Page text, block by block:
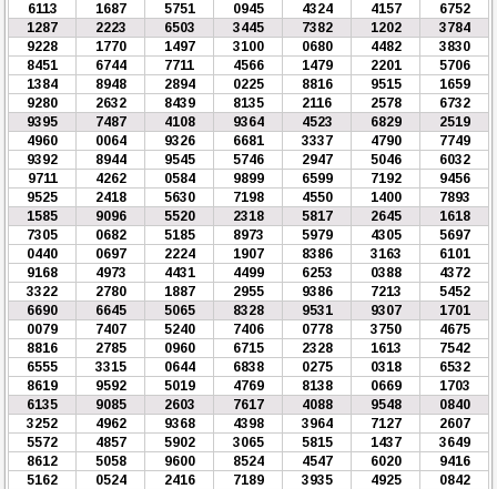
6113 1687 5751 0945 4324 4157
6752
1287
2223 6503 3445 7382 1202
3784
9228
1770 1497 3100 0680 4482
3830
8451
6744 7711 4566 1479 2201
5706
1384
8948 2894 0225 8816 9515
1659
9280
2632 8439 8135 2116 2578
6732
9395
7487 4108 9364 4523 6829
2519
4960
0064 9326 6681 3337 4790
7749
9392
8944 9545 5746 2947 5046
6032
9711
4262 0584 9899 6599 7192
9456
9525
2418 5630 7198 4550 1400
7893
1585
9096 5520 2318 5817 2645
1618
7305
0682 5185 8973 5979 4305
5697
0440
0697 2224 1907 8386 3163
6101
9168
4973 4431 4499 6253 0388
4372
3322
2780 1887 2955 9386 7213
5452
6690
6645 5065 8328 9531 9307
1701
0079
7407 5240 7406 0778 3750
4675
8816
2785 0960 6715 2328 1613
7542
6555
3315 0644 6838 0275 0318
6532
8619
9592 5019 4769 8138 0669
1703
6135
9085 2603 7617 4088 9548
0840
3252
4962 9368 4398 3964 7127
2607
5572
4857 5902 3065 5815 1437
3649
8612
5058 9600 8524 4547 6020
9416
5162
0524 2416 7189 3935 4925
0842